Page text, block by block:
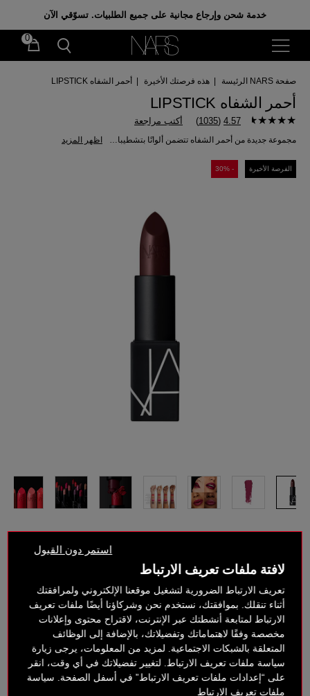
احصلي على هدايا مجانية عند إنفاق 350 ر.س. باستخدام
الكود: GIFTS
خدمة شحن وإرجاع مجانية على جميع الطلبيات. تسوّقي الآن
0
استمر دون القبول
لافتة ملفات تعريف الارتباط
تعريف الارتباط الضرورية لتشغيل موقعنا الإلكتروني ولمرافقتك
أثناء تنقلك. بموافقتك، نستخدم نحن وشركاؤنا أيضًا ملفات تعريف
الارتباط لمتابعة أنشطتك عبر الإنترنت، لاقتراح محتوى وإعلانات
مخصصة وفقًا لاهتماماتك وتفضيلاتك، بالإضافة إلى الوظائف
المتعلقة بالشبكات الاجتماعية. لمزيد من المعلومات، يرجى زيارة
سياسة ملفات تعريف الارتباط. لتغيير تفضيلاتك في أي وقت، انقر
على “إعدادات ملفات تعريف الارتباط” في أسفل الصفحة. سياسة
ملفات تعريف الارتباط
صفحة NARS الرئيسة هذه فرصتك الأخيرة أحمر الشفاه LIPSTICK
أحمر الشفاه LIPSTICK
4.57
(
1035
) أكتب مراجعة
مجموعة جديدة من أحمر الشفاه تتضمن ألوانًا بتشطيبات غير لامعة، ساتان وشفافة. تقدم ألوانًا زاهية فورية وترطيبًا للشفاه بإحساس خفيف للغاية. اظهر المزيد
الفرصة الأخيرة - 30%
IMPULSE- انتهى من المخزن
Satin berry wine
‎ ⃁ 155 ‎
‎ ⃁ 108.50 ‎
خيارات الدفع بدون فائدة